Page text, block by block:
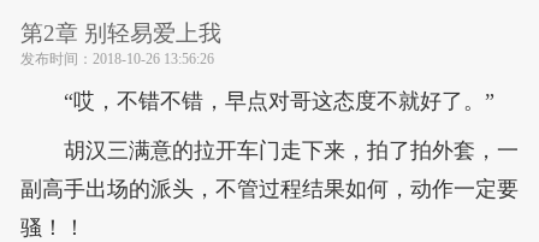
第2章 别轻易爱上我
发布时间： 2018-10-26 13:56:26
“哎，不错不错，早点对哥这态度不就好了。”
胡汉三满意的拉开车门走下来，拍了拍外套，一
副高手出场的派头，不管过程结果如何，动作一定要
骚！！